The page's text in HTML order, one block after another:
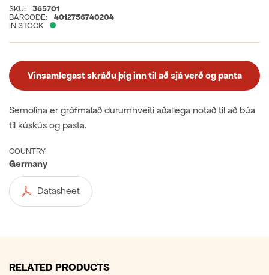
SKU:
365701
BARCODE:
4012756740204
IN STOCK
Vinsamlegast skráðu þig inn til að sjá verð og panta
Semolina er grófmalað durumhveiti aðallega notað til að búa
til kúskús og pasta.
COUNTRY
Germany
Datasheet
RELATED PRODUCTS